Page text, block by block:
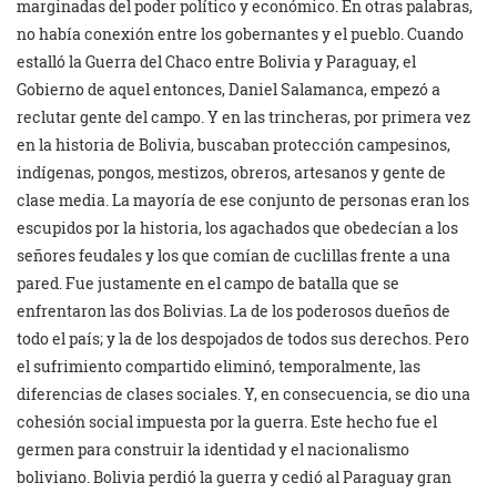
marginadas del poder político y económico. En otras palabras,
no había conexión entre los gobernantes y el pueblo. Cuando
estalló la Guerra del Chaco entre Bolivia y Paraguay, el
Gobierno de aquel entonces, Daniel Salamanca, empezó a
reclutar gente del campo. Y en las trincheras, por primera vez
en la historia de Bolivia, buscaban protección campesinos,
indígenas, pongos, mestizos, obreros, artesanos y gente de
clase media. La mayoría de ese conjunto de personas eran los
escupidos por la historia, los agachados que obedecían a los
señores feudales y los que comían de cuclillas frente a una
pared. Fue justamente en el campo de batalla que se
enfrentaron las dos Bolivias. La de los poderosos dueños de
todo el país; y la de los despojados de todos sus derechos. Pero
el sufrimiento compartido eliminó, temporalmente, las
diferencias de clases sociales. Y, en consecuencia, se dio una
cohesión social impuesta por la guerra. Este hecho fue el
germen para construir la identidad y el nacionalismo
boliviano. Bolivia perdió la guerra y cedió al Paraguay gran